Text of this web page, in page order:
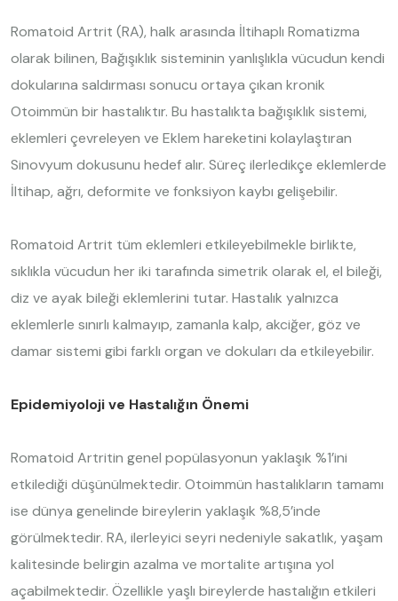
Romatoid Artrit (RA), halk arasında İltihaplı Romatizma
olarak bilinen, Bağışıklık sisteminin yanlışlıkla vücudun kendi
dokularına saldırması sonucu ortaya çıkan kronik
Otoimmün bir hastalıktır. Bu hastalıkta bağışıklık sistemi,
eklemleri çevreleyen ve Eklem hareketini kolaylaştıran
Sinovyum dokusunu hedef alır. Süreç ilerledikçe eklemlerde
İltihap, ağrı, deformite ve fonksiyon kaybı gelişebilir.
Romatoid Artrit tüm eklemleri etkileyebilmekle birlikte,
sıklıkla vücudun her iki tarafında simetrik olarak el, el bileği,
diz ve ayak bileği eklemlerini tutar. Hastalık yalnızca
eklemlerle sınırlı kalmayıp, zamanla kalp, akciğer, göz ve
damar sistemi gibi farklı organ ve dokuları da etkileyebilir.
Epidemiyoloji ve Hastalığın Önemi
Romatoid Artritin genel popülasyonun yaklaşık %1’ini
etkilediği düşünülmektedir. Otoimmün hastalıkların tamamı
ise dünya genelinde bireylerin yaklaşık %8,5’inde
görülmektedir. RA, ilerleyici seyri nedeniyle sakatlık, yaşam
kalitesinde belirgin azalma ve mortalite artışına yol
açabilmektedir. Özellikle yaşlı bireylerde hastalığın etkileri